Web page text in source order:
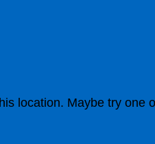
location. Maybe try one